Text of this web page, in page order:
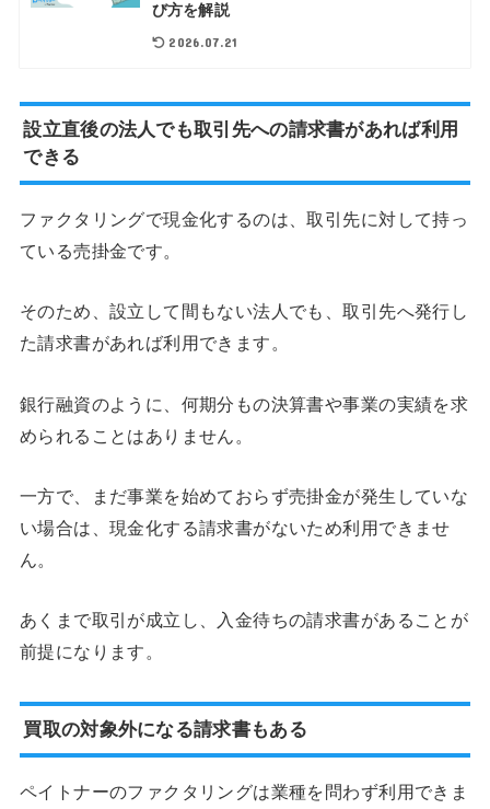
び方を解説
2026.07.21
設立直後の法人でも取引先への請求書があれば利用
できる
ファクタリングで現金化するのは、取引先に対して持っ
ている売掛金です。
そのため、設立して間もない法人でも、取引先へ発行し
た請求書があれば利用できます。
銀行融資のように、何期分もの決算書や事業の実績を求
められることはありません。
一方で、まだ事業を始めておらず売掛金が発生していな
い場合は、現金化する請求書がないため利用できませ
ん。
あくまで取引が成立し、入金待ちの請求書があることが
前提になります。
買取の対象外になる請求書もある
ペイトナーのファクタリングは業種を問わず利用できま